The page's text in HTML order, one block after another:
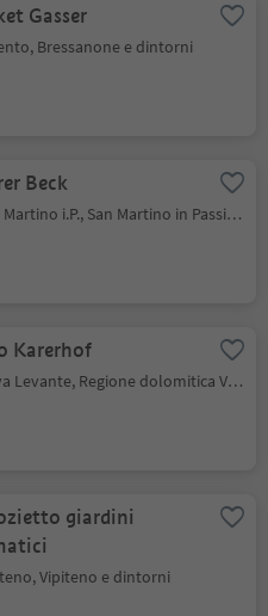
Gasser
Bressanone e dintorni
Beck
San Martino i.P., San Martino in Passiria, Merano e dintorni
Karerhof
Nova Levante, Regione dolomitica Val d'Ega
giardini
Vipiteno e dintorni